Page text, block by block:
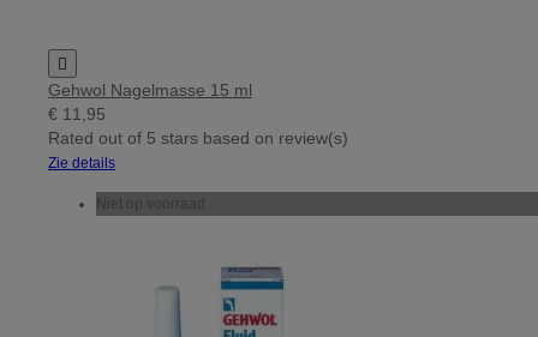

Gehwol Nagelmasse 15 ml
€ 11,95
Rated out of 5 stars based on review(s)
Zie details
Niet op voorraad